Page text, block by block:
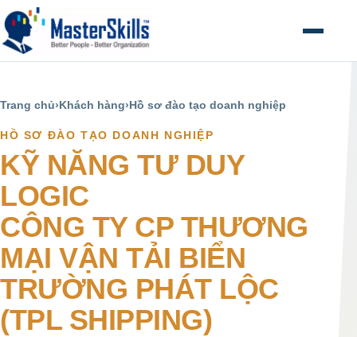
Mở menu
Trang chủ›Khách hàng›Hồ sơ đào tạo doanh nghiệp
HỒ SƠ ĐÀO TẠO DOANH NGHIỆP
KỸ NĂNG TƯ DUY
LOGIC
CÔNG TY CP THƯƠNG
MẠI VẬN TẢI BIỂN
TRƯỜNG PHÁT LỘC
(TPL SHIPPING)